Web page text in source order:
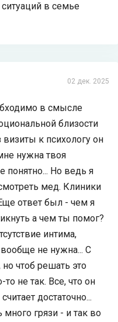
в семье
02 дек. 2025
в смысле
близости
к психологу он
нужна твоя
понятно... Но ведь я
мед. Клиники
ответ был - чем я
а чем ты помог?
интима,
не нужна... С
чтоб решать это
не так. Все, что он
достаточно...
грязи - и так во